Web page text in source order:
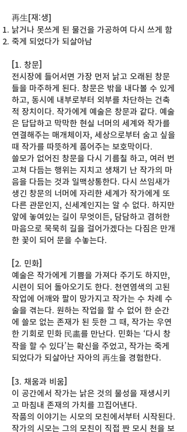
再生[재:생]
낡거나 못쓰게 된 물건을 가공하여 다시 쓰게 함
죽게 되었다가 되살아남
[1. 창문]
전시장에 들어서면 가장 먼저 낡고 오래된 창문
들을 마주하게 된다. 창문은 밖을 내다볼 수 있게
하고, 동시에 내부로부터 외부를 차단하는 건축
적 장치이다. 작가에게 예술은 창문과 같다. 예술
은 답답하고 막막한 현실 너머의 세계와 작가를
연결해주는 매개체이자, 세상으로부터 숨고 싶을
때 작가를 따뜻하게 품어주는 보호막이다.
쓸모가 없어진 창문을 다시 기름칠 하고, 여러 번
고쳐 다듬는 행위는 지치고 생채기 난 작가의 마
음을 다듬는 것과 일맥상통한다. 다시 쓰임새가
생긴 창문의 너머에 자리한 세계가 작가에게 또
다른 관문인지, 신세계인지는 알 수 없다. 하지만
앞에 놓여있는 길이 무엇이든, 담담하고 겸허한
마음으로 묵묵히 길을 걸어가겠다는 다짐은 만개
한 꽃이 되어 문을 수놓는다.
[2. 민화]
예술은 작가에게 기쁨을 가져다 주기도 하지만,
시련이 되어 돌아오기도 한다. 천연염색의 고된
작업에 어깨와 팔이 망가지고 작가는 수 차례 수
술을 겪는다. 원하는 작업을 할 수 없어 한 순간
에 쓸모 없는 존재가 된 듯한 그 때, 작가는 우연
한 기회로 민화 民畵를 만난다. 민화는 ‘다시 창
작을 할 수 있다’는 확신을 주었고, 작가는 죽게
되었다가 되살아난 자아의 再生을 경험한다.
[3. 채움과 비움]
이 공간에서 작가는 낡은 것의 물성을 재생시키
고 마침내 존재의 가치를 끄집어낸다.
작품의 이야기는 시모의 모친에서부터 시작된다.
작가의 시모는 그의 모친이 직접 짠 모시 천을 보